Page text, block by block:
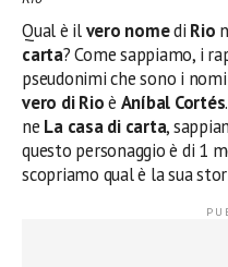
Qual è ilvero nomedi Rio
carta? Come sappiamo, i
pseudonimi che sono i
vero di Rioè Aníbal Cortés
ne La casa di carta,
questo personaggio è di 1
scopriamo qual è la sua